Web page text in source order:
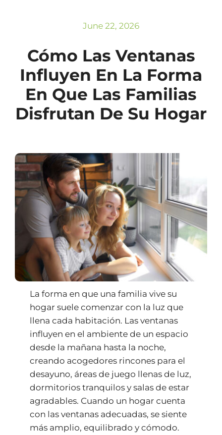
June 22, 2026
Cómo Las Ventanas
Influyen En La Forma
En Que Las Familias
Disfrutan De Su Hogar
La forma en que una familia vive su
hogar suele comenzar con la luz que
llena cada habitación. Las ventanas
influyen en el ambiente de un espacio
desde la mañana hasta la noche,
creando acogedores rincones para el
desayuno, áreas de juego llenas de luz,
dormitorios tranquilos y salas de estar
agradables. Cuando un hogar cuenta
con las ventanas adecuadas, se siente
más amplio, equilibrado y cómodo.